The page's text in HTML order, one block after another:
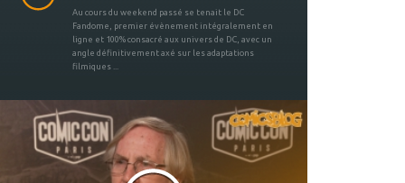
Au cours du weekend passé se tenait le DC
Fandome, premier évènement intégralement en
ligne et 100% consacré aux univers de DC, avec un
angle définitivement axé sur les adaptations
filmiques ...